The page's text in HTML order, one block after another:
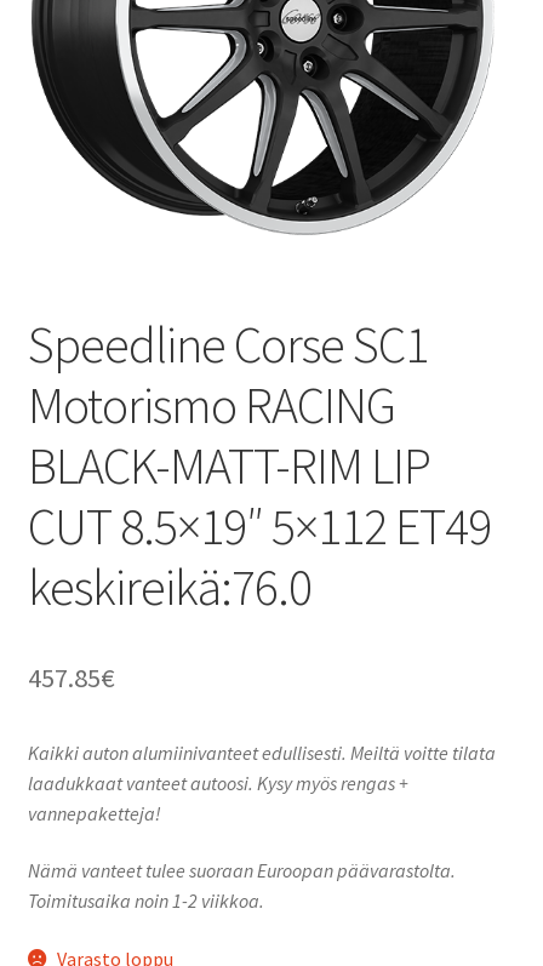
Yhteystiedot
Speedline Corse SC1
Motorismo RACING
BLACK-MATT-RIM LIP
CUT 8.5×19″ 5×112 ET49
keskireikä:76.0
457.85€
Kaikki auton alumiinivanteet edullisesti. Meiltä voitte tilata
laadukkaat vanteet autoosi. Kysy myös rengas +
vannepaketteja!
Nämä vanteet tulee suoraan Euroopan päävarastolta.
Toimitusaika noin 1-2 viikkoa.
Varasto loppu